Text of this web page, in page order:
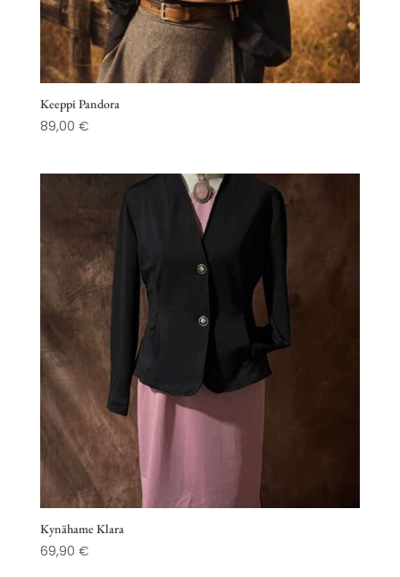
Keeppi Pandora
89,00 €
Kynähame Klara
69,90 €